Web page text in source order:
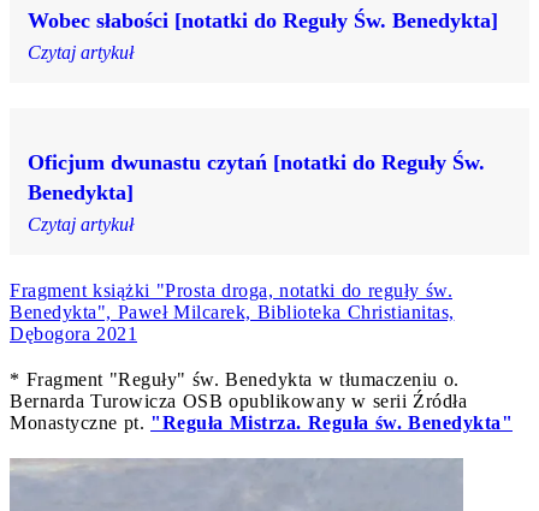
Wobec słabości [notatki do Reguły Św. Benedykta]
Czytaj artykuł
Oficjum dwunastu czytań [notatki do Reguły Św.
Benedykta]
Czytaj artykuł
Fragment książki "Prosta droga, notatki do reguły św.
Benedykta", Paweł Milcarek, Biblioteka Christianitas,
Dębogora 2021
* Fragment "Reguły" św. Benedykta w tłumaczeniu o.
Bernarda Turowicza OSB opublikowany w serii Źródła
Monastyczne pt. "Reguła Mistrza. Reguła św. Benedykta"